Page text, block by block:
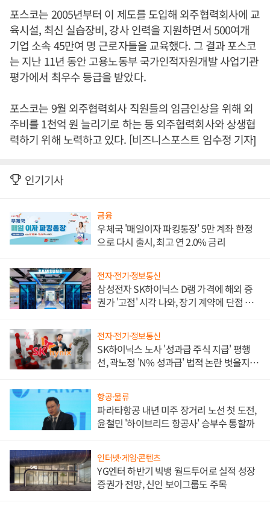
포스코는 2005년부터 이 제도를 도입해 외주협력회사에 교
육시설, 최신 실습장비, 강사 인력을 지원하면서 500여개
기업 소속 45만여 명 근로자들을 교육했다. 그 결과 포스코
는 지난 11년 동안 고용노동부 국가인적자원개발 사업기관
평가에서 최우수 등급을 받았다.
포스코는 9월 외주협력회사 직원들의 임금인상을 위해 외
주비를 1천억 원 늘리기로 하는 등 외주협력회사와 상생협
력하기 위해 노력하고 있다. [비즈니스포스트 임수정 기자]
인기기사
금융
우체국 '매일이자 파킹통장' 5만 계좌 한정
으로 다시 출시, 최고 연 2.0% 금리
전자·전기·정보통신
삼성전자 SK하이닉스 D램 가격에 해외 증
권가 '고점' 시각 나와, 장기 계약에 단점 부
전자·전기·정보통신
SK하이닉스 노사 '성과급 주식 지급' 평행
선, 곽노정 'N% 성과급' 법적 논란 벗을지 주
항공·물류
파라타항공 내년 미주 장거리 노선 첫 도전,
윤철민 '하이브리드 항공사' 승부수 통할까
인터넷·게임·콘텐츠
YG엔터 하반기 빅뱅 월드투어로 실적 성장
증권가 전망, 신인 보이그룹도 주목